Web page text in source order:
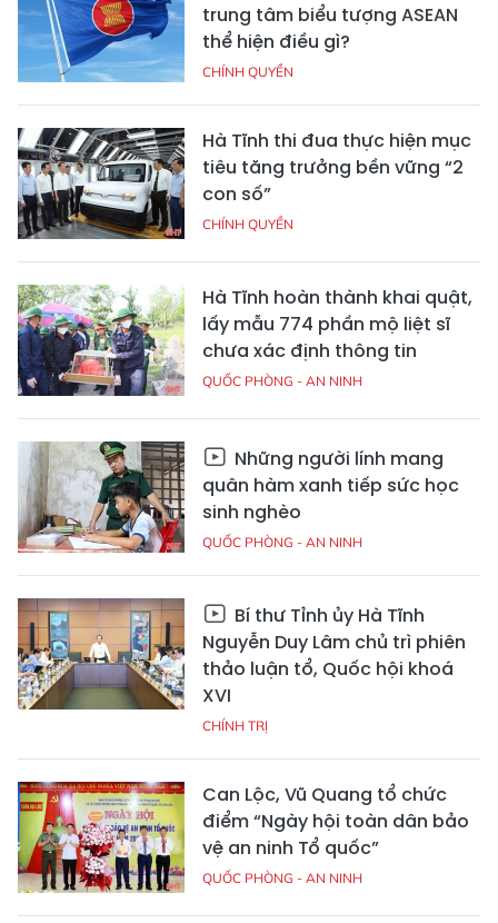
trung tâm biểu tượng ASEAN
thể hiện điều gì?
CHÍNH QUYỀN
Hà Tĩnh thi đua thực hiện mục
tiêu tăng trưởng bền vững “2
con số”
CHÍNH QUYỀN
Hà Tĩnh hoàn thành khai quật,
lấy mẫu 774 phần mộ liệt sĩ
chưa xác định thông tin
QUỐC PHÒNG - AN NINH
Những người lính mang
quân hàm xanh tiếp sức học
sinh nghèo
QUỐC PHÒNG - AN NINH
Bí thư Tỉnh ủy Hà Tĩnh
Nguyễn Duy Lâm chủ trì phiên
thảo luận tổ, Quốc hội khoá
XVI
CHÍNH TRỊ
Can Lộc, Vũ Quang tổ chức
điểm “Ngày hội toàn dân bảo
vệ an ninh Tổ quốc”
QUỐC PHÒNG - AN NINH